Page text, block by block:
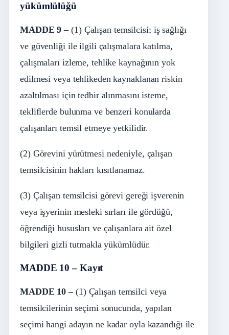
yükümlülüğü
MADDE 9 –(1) Çalışan temsilcisi; iş sağlığı
ve güvenliği ile ilgili çalışmalara katılma,
çalışmaları izleme, tehlike kaynağının yok
edilmesi veya tehlikeden kaynaklanan riskin
azaltılması için tedbir alınmasını isteme,
tekliflerde bulunma ve benzeri konularda
çalışanları temsil etmeye yetkilidir.
(2) Görevini yürütmesi nedeniyle, çalışan
temsilcisinin hakları kısıtlanamaz.
(3) Çalışan temsilcisi görevi gereği işverenin
veya işyerinin mesleki sırları ile gördüğü,
öğrendiği hususları ve çalışanlara ait özel
bilgileri gizli tutmakla yükümlüdür.
MADDE 10 – Kayıt
MADDE 10 –(1) Çalışan temsilci veya
temsilcilerinin seçimi sonucunda, yapılan
seçimi hangi adayın ne kadar oyla kazandığı ile